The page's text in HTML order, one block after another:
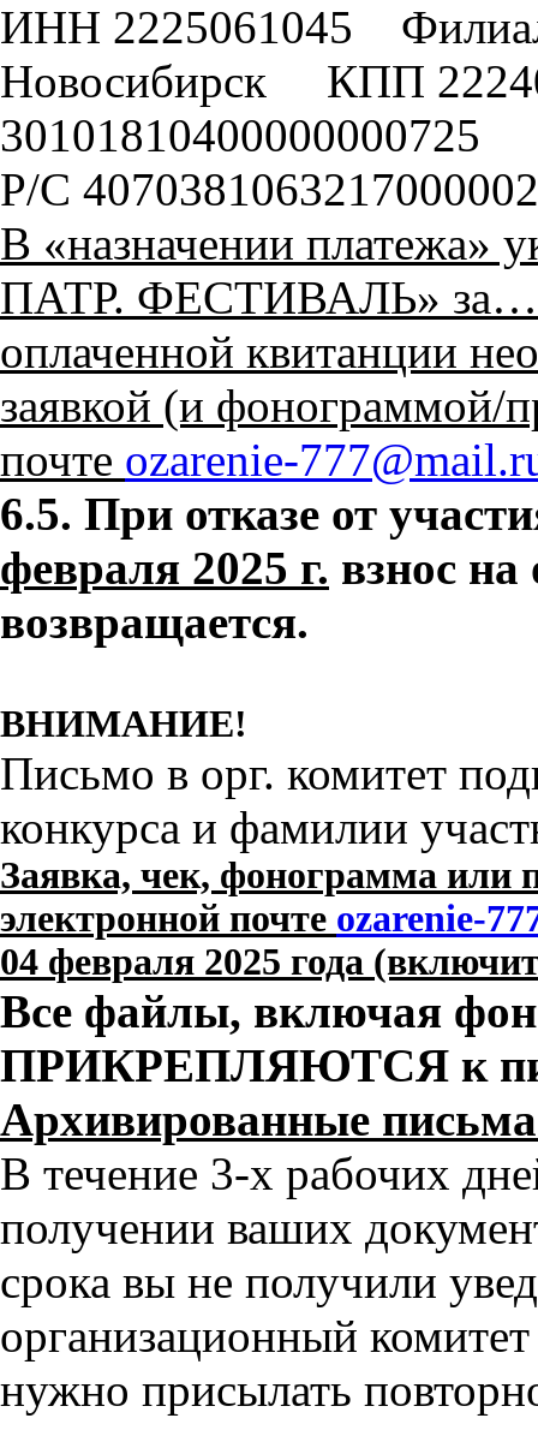
ИНН 2225061045
Новосибирск КПП
30101810400000000725
Р/С
В «назначении
ПАТР. ФЕСТИВАЛЬ» за…
оплаченной квитанции
заявкой (и фонограммой/
почте ozarenie-
6.5. При отказе от
февраля 2025 г. взнос
возвращается.
ВНИМАНИЕ!
Письмо в орг. комитет
конкурса и фамилии
Заявка, чек, фонограмма или
электронной почте ozarenie-
04 февраля 2025 года
Все файлы, включая
ПРИКРЕПЛЯЮТСЯ к
Архивированные
В течение 3-х рабочих
получении ваших
срока вы не получили
организационный
нужно присылать